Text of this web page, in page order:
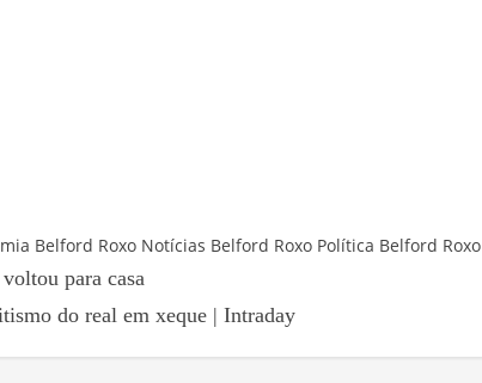
Belford Roxo Notícias Belford Roxo Política Belford Roxo
para casa
do real em xeque | Intraday